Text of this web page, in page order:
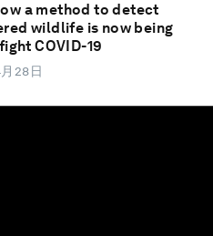
a method to detect
wildlife is now being
COVID-19
28日